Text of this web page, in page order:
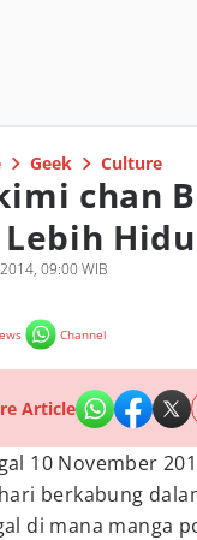
Geek Culture
chan
09:00 WIB
Channel
Article
10 November
berkabung
di mana manga